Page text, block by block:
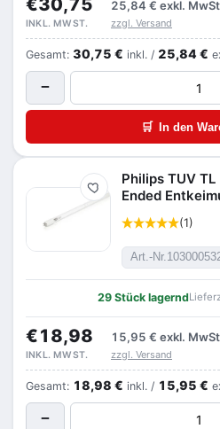
€30,75 25,84 € exkl.
INKL. MWST. zzgl. Versand
Gesamt: 30,75 € inkl. / 25,84 €
−
🛒 In den
Merken
Philips TUV
Ended
(1)
Art.-Nr.
29 Stück lagernd
€18,98 15,95 € exkl.
INKL. MWST. zzgl. Versand
Gesamt: 18,98 € inkl. / 15,95 €
−